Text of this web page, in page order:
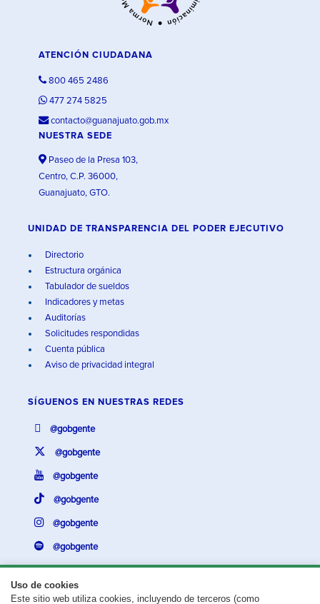
Uso de cookies
Este sitio web utiliza cookies, incluyendo de terceros (como
ATENCIÓN CIUDADANA
800 465 2486
477 274 5825
contacto@guanajuato.gob.mx
NUESTRA SEDE
Paseo de la Presa 103,
Centro, C.P. 36000,
Guanajuato, GTO.
UNIDAD DE TRANSPARENCIA DEL PODER EJECUTIVO
Directorio
Estructura orgánica
Tabulador de sueldos
Indicadores y metas
Auditorías
Solicitudes respondidas
Cuenta pública
Aviso de privacidad integral
SÍGUENOS EN NUESTRAS REDES
@gobgente
@gobgente
@gobgente
@gobgente
@gobgente
@gobgente
¿Existe algún problema con esta página?Repórtalo aquí.